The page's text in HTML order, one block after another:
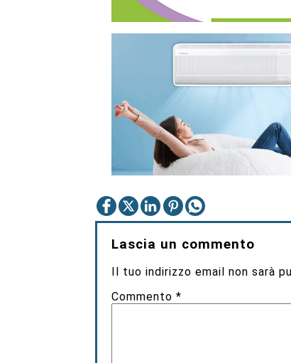
Lascia un commento
Il tuo indirizzo email non sarà
Commento*